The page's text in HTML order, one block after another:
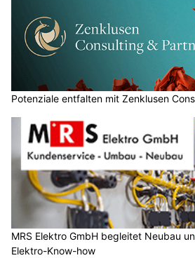
Potenziale entfalten mit Zenklusen
MRS Elektro GmbH begleitet Neubau
Elektro-Know-how